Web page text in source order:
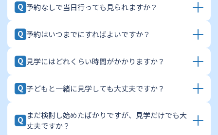
A いいえ、見学・ご相談はすべて無料です。現地でのご
用はかかりません。「まずは雰囲気を見てみたい」と
Q 予約なしで当日行っても見られますか？
A 申し訳ございませんが、本見学会は完全予約制となっ
う、人数を絞って開催しておりますので、事前のご予
Q 予約はいつまでにすればよいですか？
A 前日まで、WEBサイトより受け付けております。枠が
をご希望の場合は、お早めのご予約をおすすめいたし
※当日のご予約は、0120-021-541 までお電話でご連
絡ください。
Q 見学にはどれくらい時間がかかりますか？
A おおよそ60〜90分ほどです。「サッと見たい」「説明
わせて調整可能ですので、当日スタッフにお気軽にお
申し付けください。
Q 子どもと一緒に見学しても大丈夫ですか？
A もちろんです。ぜひご家族でお越しください。スタッ
フがしっかりサポートいたしますので、安心してお越
Q まだ検討し始めたばかりですが、見学だけでも大
丈夫ですか？